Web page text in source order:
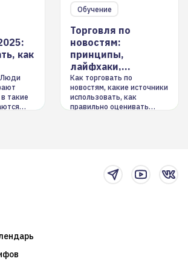
как
Люди
такие
Обучение
Торговля по
новостям:
принципы,
лайфхаки,
инструменты
Как торговать по
новостям, какие источники
использовать, как
правильно оценивать